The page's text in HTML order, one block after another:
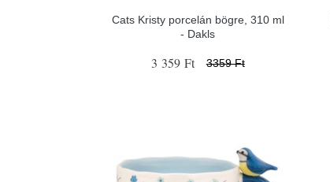
Cats Kristy porcelán bögre, 310 ml
- Dakls
3 359 Ft 3359 Ft